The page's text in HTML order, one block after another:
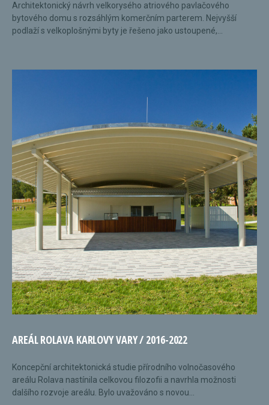
Architektonický návrh velkorysého atriového pavlačového
bytového domu s rozsáhlým komerčním parterem. Nejvyšší
podlaží s velkoplošnými byty je řešeno jako ustoupené,...
AREÁL ROLAVA KARLOVY VARY / 2016-2022
Koncepční architektonická studie přírodního volnočasového
areálu Rolava nastínila celkovou filozofii a navrhla možnosti
dalšího rozvoje areálu. Bylo uvažováno s novou...